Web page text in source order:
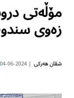
مۆڵەتی
زەوی
شڤان هەرکی 2024-06-04